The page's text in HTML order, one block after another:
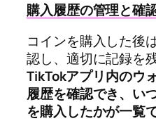
購入履歴の管理と確
コインを購入した後
認し、適切に記録を
TikTokアプリ内のウ
履歴を確認でき、い
を購入したかが一覧